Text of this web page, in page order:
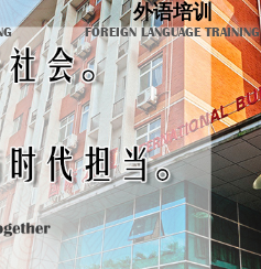
外语培训
FOREIGN LANGUAGE TRAINING